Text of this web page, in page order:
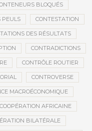
BLOQUÉS
PEULS CONTESTATION
DES RÉSULTATS
CONTRADICTIONS
CONTRÔLE ROUTIER
CONTROVERSE
MACROÉCONOMIQUE
COOPÉRATION AFRICAINE
BILATÉRALE